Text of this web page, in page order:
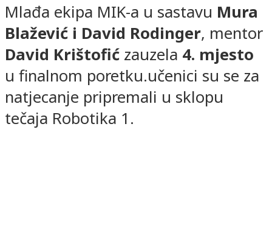
Mlađa ekipa MIK-a u sastavu Mura
Blažević i David Rodinger, mentor
David Krištofić zauzela 4. mjesto
u finalnom poretku.učenici su se za
natjecanje pripremali u sklopu
tečaja Robotika 1.